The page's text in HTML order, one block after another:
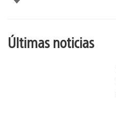
esto
Últimas noticias